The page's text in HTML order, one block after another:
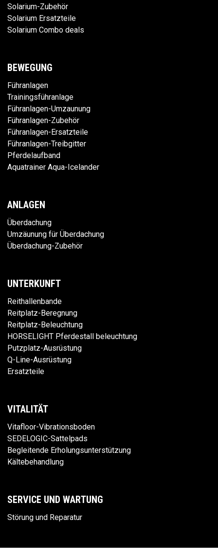
Solarium-Zubehör
Solarium Ersatzteile
Solarium Combo deals
BEWEGUNG
Führanlagen
Trainingsführanlage
Führanlagen-Umzaunung
Führanlagen-Zubehör
Führanlagen-Ersatzteile
Führanlagen-Treibgitter
Pferdelaufband
Aquatrainer Aqua-Icelander
ANLAGEN
Überdachung
Umzäunung für Überdachung
Überdachung-Zubehör
UNTERKUNFT
Reithallenbande
Reitplatz-Beregnung
Reitplatz-Beleuchtung
HORSELIGHT Pferdestall beleuchtung
Putzplatz-Ausrüstung
Q-Line-Ausrüstung
Ersatzteile
VITALITÄT
Vitafloor-Vibrationsboden
SEDELOGIC-Sattelpads
Begleitende Erholungsunterstützung
Kältebehandlung
SERVICE UND WARTUNG
Störung und Reparatur